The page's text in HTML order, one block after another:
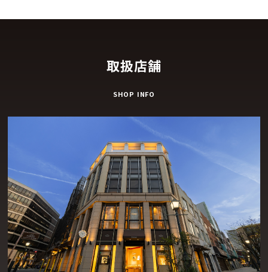
取扱店舗
SHOP INFO